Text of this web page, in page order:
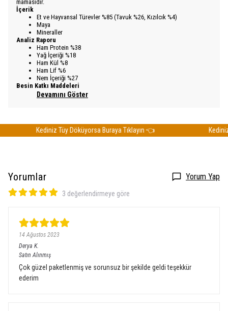
mamasıdır.
İçerik
Et ve Hayvansal Türevler %85 (Tavuk %26, Kızılcık %4)
​Maya
Mineraller
Analiz Raporu
Ham Protein %38
Yağ İçeriği %18
Ham Kül %8
Ham Lif %6
Nem İçeriği %27
​Besin Katkı Maddeleri
Devamını Göster
Kediniz Tüy Döküyorsa Buraya Tıklayın 👈 Kediniz
Yorumlar Yorum Yap
3 değerlendirmeye göre
14 Ağustos 2023
Derya K.
Satın Alınmış
Çok güzel paketlenmiş ve sorunsuz bir şekilde geldi teşekkür
ederim